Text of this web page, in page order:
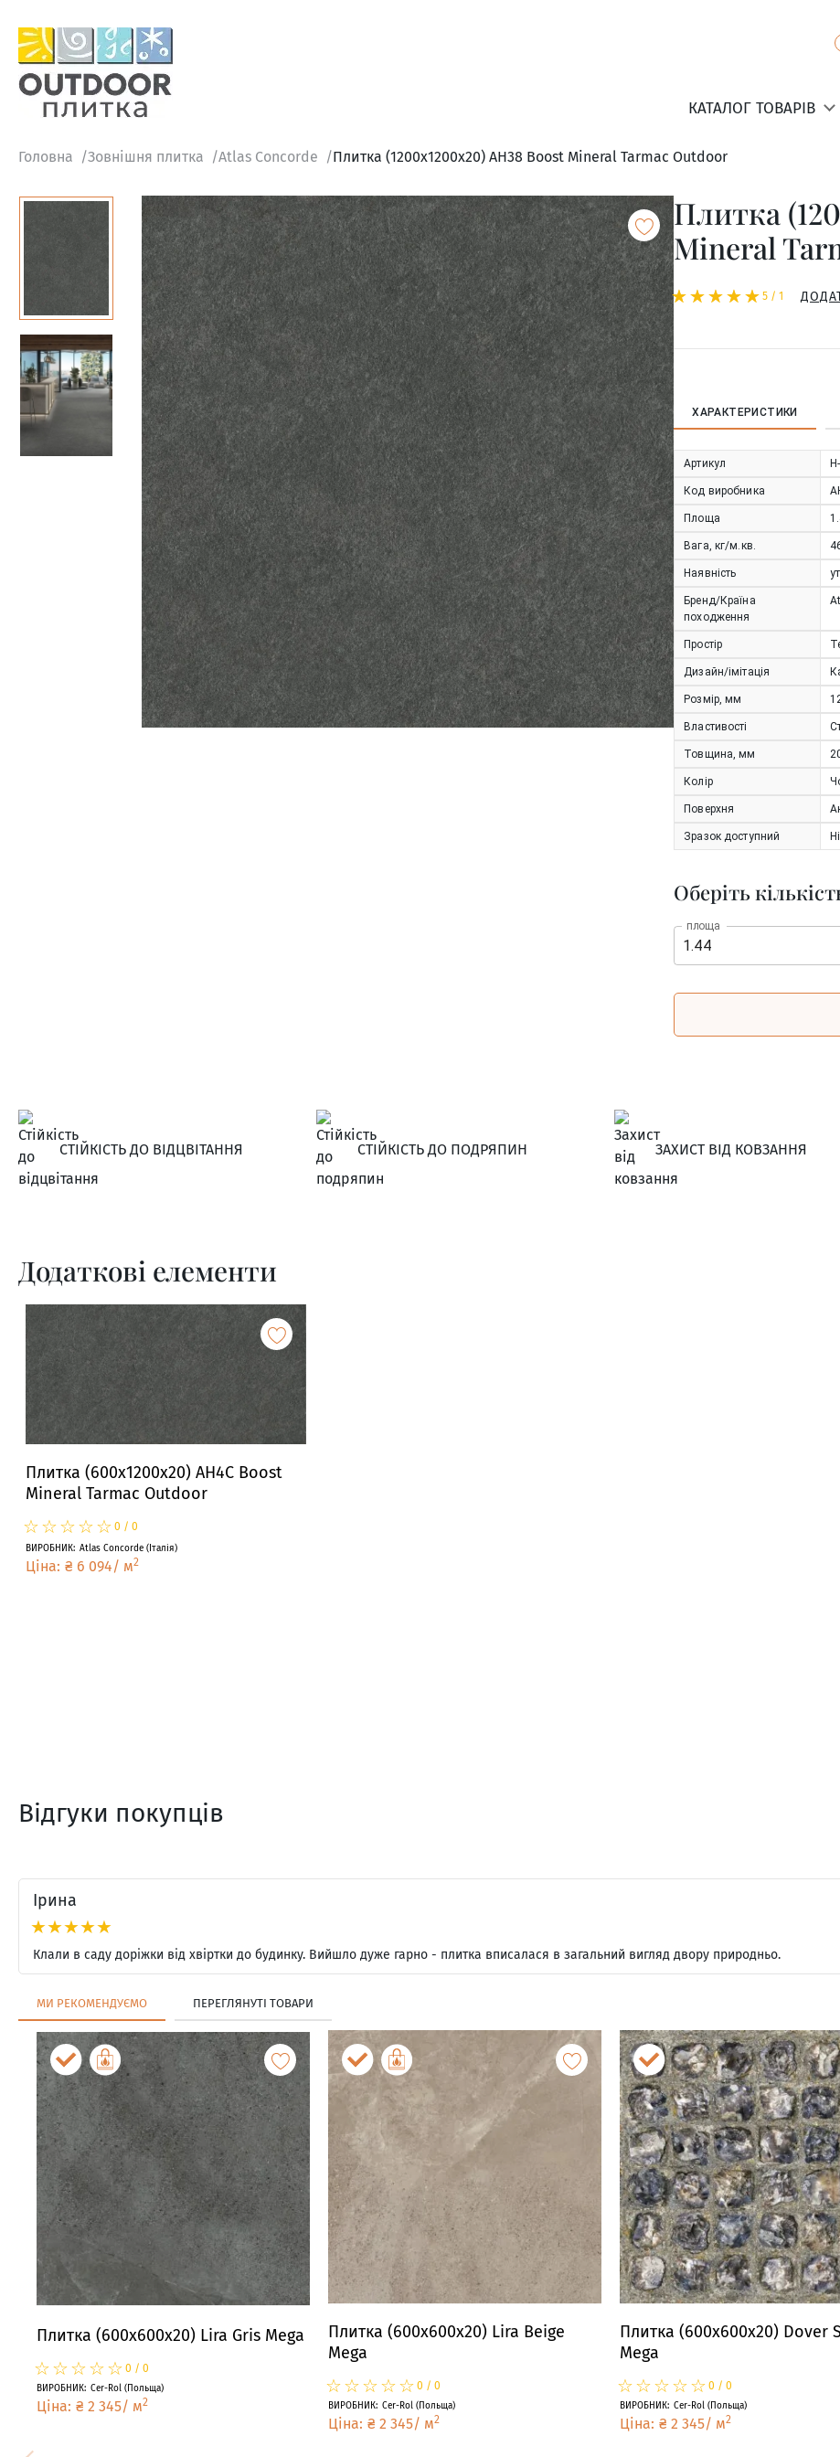
КАТАЛОГ ТОВАРІВ
Головна Зовнішня плитка Atlas Concorde Плитка (1200x1200x20) AH38 Boost Mineral Tarmac Outdoor
Плитка
Mineral
☆
★☆
★☆
★☆
★☆
★ 5 /1
ХАРАКТЕРИСТИКИ
Артикул
Код виробника
Площа
Вага, кг/м.кв.
Наявність
Бренд/Країна
походження
Простір
Дизайн/імітація
Розмір, мм
Властивості
Товщина, мм
Колір
Поверхня
Зразок доступний Ні
Оберіть
площа
СТІЙКІСТЬ ДО ВІДЦВІТАННЯ СТІЙКІСТЬ ДО ПОДРЯПИН ЗАХИСТ ВІД КОВЗАННЯ
Додаткові елементи
Плитка (600x1200x20) AH4C Boost
Mineral Tarmac Outdoor
☆
★☆
★☆
★☆
★☆
★ 0 / 0
ВИРОБНИК: Atlas Concorde ( Італія)
Ціна: ₴ 6 094/ м2
Відгуки покупців
Ірина
★★★★★
Клали в саду доріжки від хвіртки до будинку. Вийшло дуже гарно - плитка вписалася в загальний вигляд двору природньо.
МИ РЕКОМЕНДУЄМО ПЕРЕГЛЯНУТІ ТОВАРИ
Плитка (600x600x20) Lira Gris Mega
☆
★☆
★☆
★☆
★☆
★ 0 / 0
ВИРОБНИК: Cer-Rol (Польща)
Ціна: ₴ 2 345/ м2
Плитка (600x600x20) Lira Beige
Mega
☆
★☆
★☆
★☆
★☆
★ 0 / 0
ВИРОБНИК: Cer-Rol (Польща)
Ціна: ₴ 2 345/ м2
Плитка (600x600x20) Dover
Mega
☆
★☆
★☆
★☆
★☆
★ 0 / 0
ВИРОБНИК: Cer-Rol (Польща)
Ціна: ₴ 2 345/ м2